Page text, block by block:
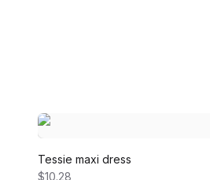
Tessie maxi dress
$10.28